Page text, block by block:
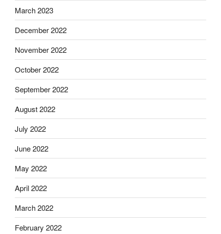
March 2023
December 2022
November 2022
October 2022
September 2022
August 2022
July 2022
June 2022
May 2022
April 2022
March 2022
February 2022